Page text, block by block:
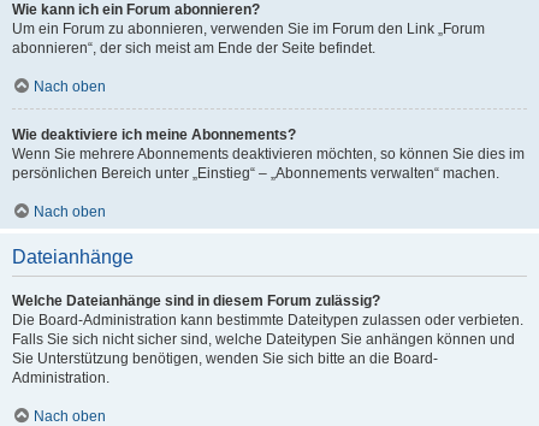
Wie kann ich ein Forum abonnieren?
Um ein Forum zu abonnieren, verwenden Sie im Forum den Link „Forum
abonnieren“, der sich meist am Ende der Seite befindet.
Nach oben
Wie deaktiviere ich meine Abonnements?
Wenn Sie mehrere Abonnements deaktivieren möchten, so können Sie dies im
persönlichen Bereich unter „Einstieg“ – „Abonnements verwalten“ machen.
Nach oben
Dateianhänge
Welche Dateianhänge sind in diesem Forum zulässig?
Die Board-Administration kann bestimmte Dateitypen zulassen oder verbieten.
Falls Sie sich nicht sicher sind, welche Dateitypen Sie anhängen können und
Sie Unterstützung benötigen, wenden Sie sich bitte an die Board-
Administration.
Nach oben